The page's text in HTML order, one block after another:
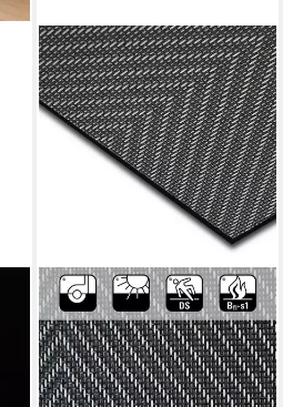
KARAT
Küchenläufer Tortoli,
verschiedene Größen, Läufer,
pflegeleicht, rechteckig, Höhe:
3 mm, für Innen und Außen